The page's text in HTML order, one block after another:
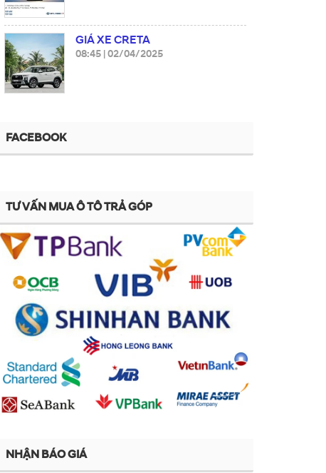
GIÁ XE CRETA
08:45 |02/04/2025
FACEBOOK
TƯ VẤN MUA Ô TÔ TRẢ GÓP
NHẬN BÁO GIÁ